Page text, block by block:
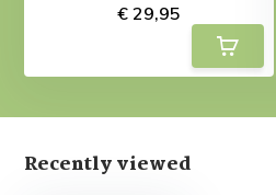
€ 29,95
Recently viewed